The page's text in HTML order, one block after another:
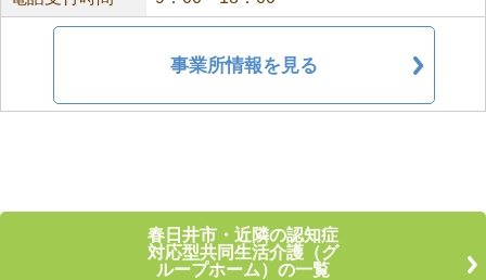
事業所情報を見る
春日井市・近隣の認知症
対応型共同生活介護（グ
ループホーム）の一覧